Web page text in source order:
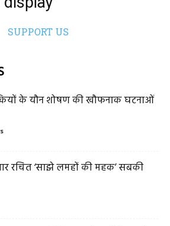
SUPPORT US
के यौन शोषण की खौफनाक घटनाओं
रचित ‘साझे लमहों की महक’ सबकी